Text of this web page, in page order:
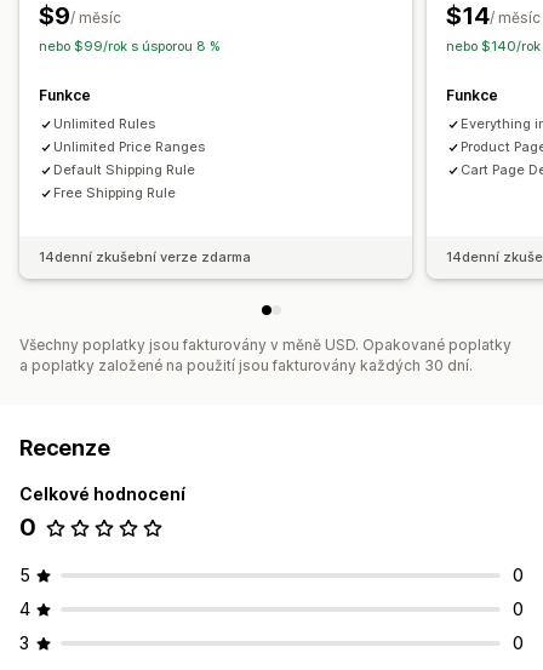
$9/ měsíc
nebo $99/rok s úsporou 8 %
Funkce
Unlimited Rules
Unlimited Price Ranges
Default Shipping Rule
Free Shipping Rule
14denní zkušební verze zdarma
$14/ měsíc
nebo $140/rok
Funkce
Everything
Product
Cart Page
14denní
Všechny poplatky jsou fakturovány v měně USD. Opakované poplatky
a poplatky založené na použití jsou fakturovány každých 30 dní.
Recenze
Celkové hodnocení
0
5
0
4
0
3
0